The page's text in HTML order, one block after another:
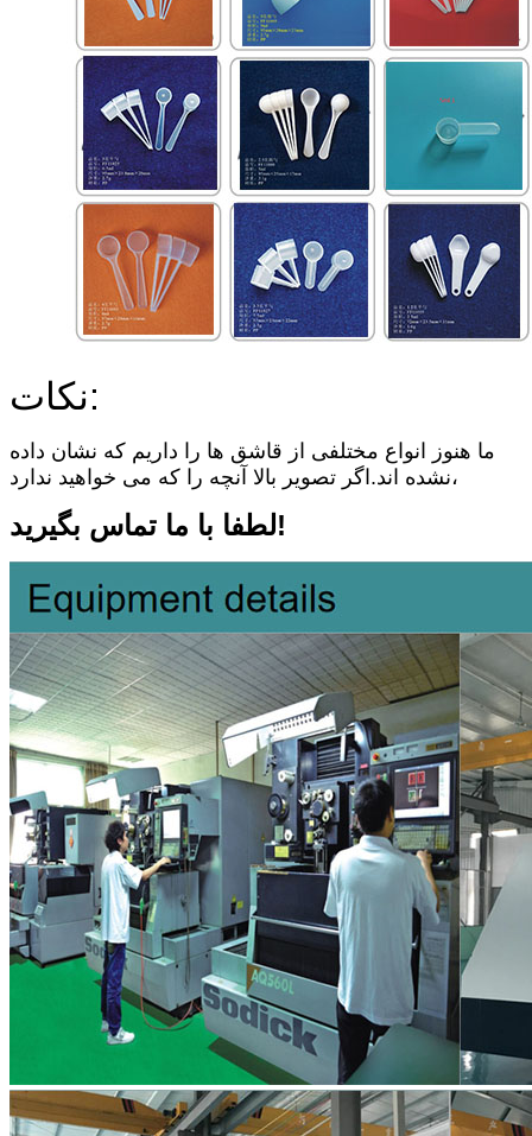
نکات:
ما هنوز انواع مختلفی از قاشق ها را داریم که نشان داده
نشده اند.اگر تصویر بالا آنچه را که می خواهید ندارد،
لطفا با ما تماس بگیرید!